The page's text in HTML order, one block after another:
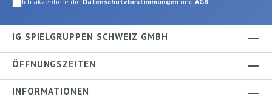
IG SPIELGRUPPEN SCHWEIZ GMBH
ÖFFNUNGSZEITEN
INFORMATIONEN